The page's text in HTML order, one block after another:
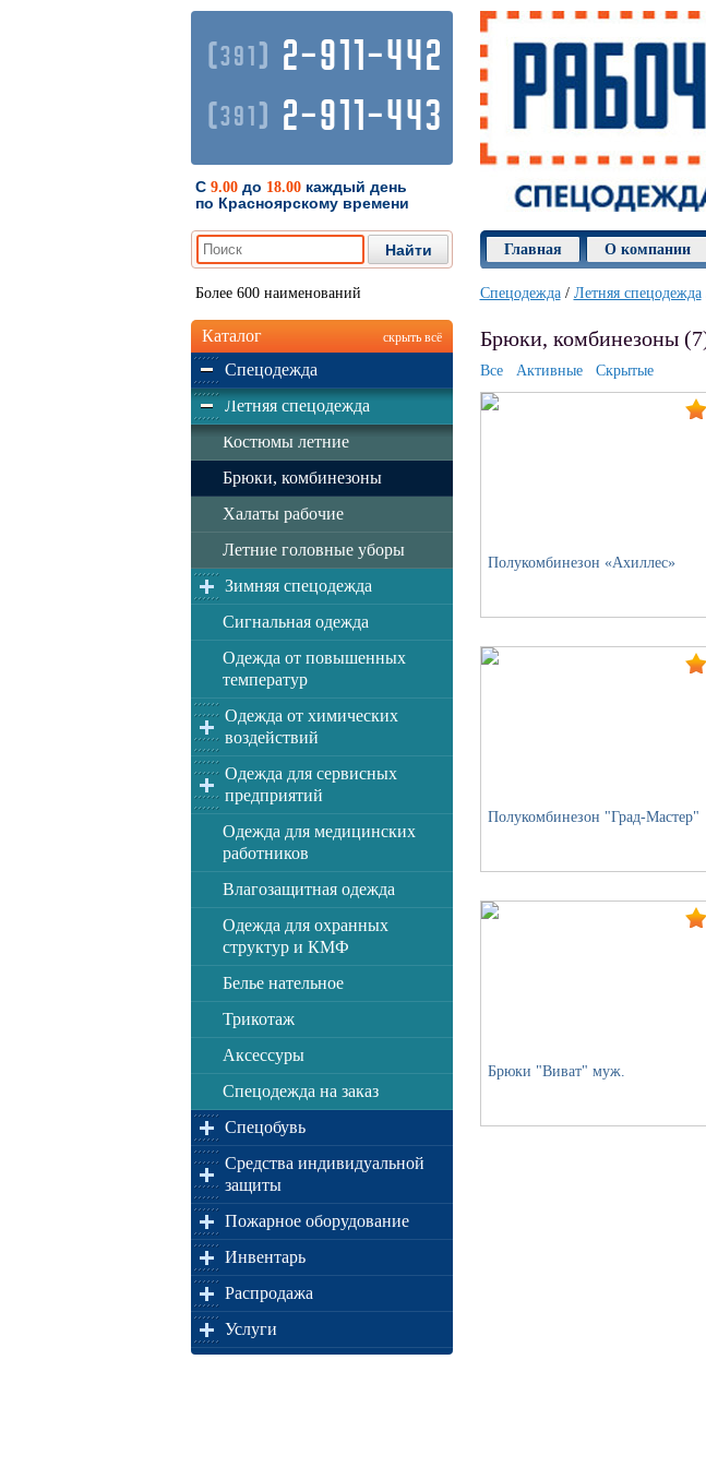
(391) 2-911-442
(391) 2-911-443
С 9.00до 18.00каждый день
по Красноярскому времени
Главная О компании
Более 600 наименований
Каталог скрыть всё
Спецодежда
Летняя спецодежда
Костюмы летние
Брюки, комбинезоны
Халаты рабочие
Летние головные уборы
Зимняя спецодежда
Сигнальная одежда
Одежда от повышенных
температур
Одежда от химических
воздействий
Одежда для сервисных
предприятий
Одежда для медицинских
работников
Влагозащитная одежда
Одежда для охранных
структур и КМФ
Белье нательное
Трикотаж
Аксессуры
Спецодежда на заказ
Спецобувь
Средства индивидуальной
защиты
Пожарное оборудование
Инвентарь
Распродажа
Услуги
Спецодежда/ Летняя спецодежда
Брюки, комбинезоны
Все Активные Скрытые
Полукомбинезон «Ахиллес»
Полукомбинезон "Град-Мастер"
Брюки "Виват" муж.